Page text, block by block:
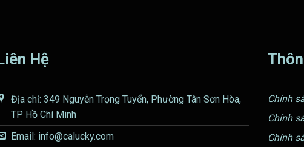
Hệ
Địa chỉ: 349 Nguyễn Trọng Tuyển, Phường Tân Sơn Hòa,
TP Hồ Chí Minh
Email: info@calucky.com
Chính
Chính
Chính